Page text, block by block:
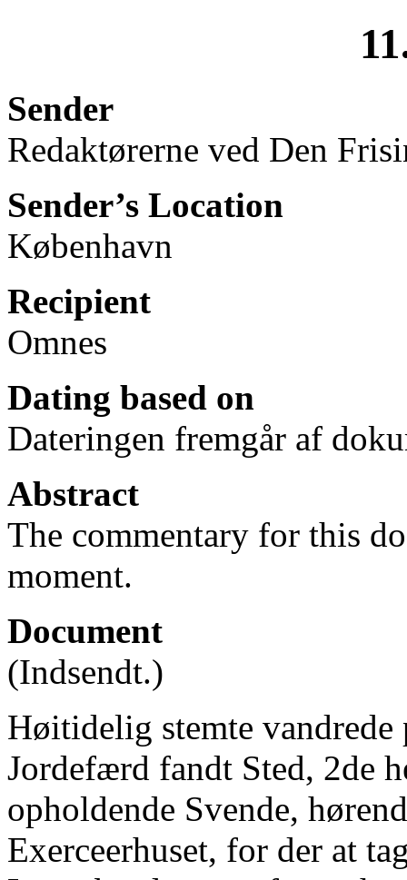
Sender
Redaktørerne ved Den
Sender’s Location
København
Recipient
Omnes
Dating based on
Dateringen fremgår af
Abstract
The commentary for this
moment.
Document
(Indsendt.)
Høitidelig stemte vandrede
Jordefærd fandt Sted, 2de
opholdende Svende,
Exerceerhuset, for der at